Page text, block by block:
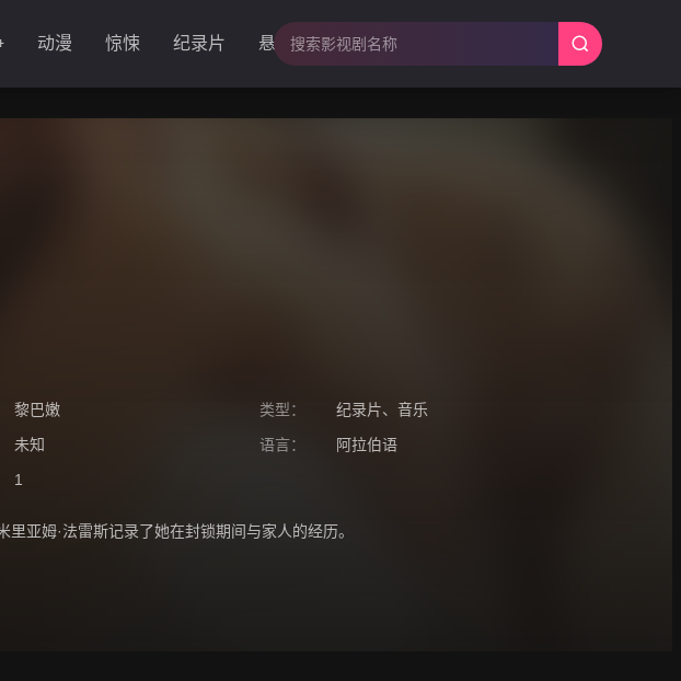
动漫 惊悚 纪录片 悬疑
黎巴嫩 类型： 纪录片、 音乐
未知 语言：
阿拉伯语
1
亚姆·法雷斯记录了她在封锁期间与家人的经历。